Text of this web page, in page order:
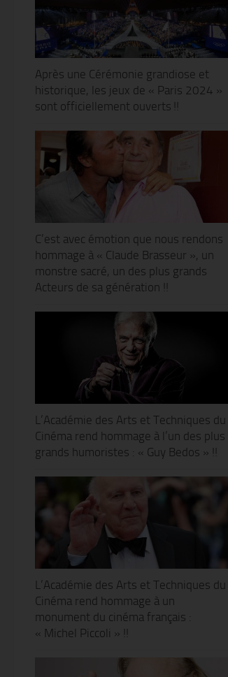
Après une Cérémonie grandiose et
historique, les jeux de « Paris 2024 »
sont officiellement ouverts !!
C’est avec émotion que nous rendons
hommage à « Claude Brasseur », un
monstre sacré, un des plus grands
Acteurs de sa génération !!
L’Académie des Arts et Techniques du
Cinéma rend hommage à l’un des plus
grands humoristes : « Guy Bedos » !!
L’Académie des Arts et Techniques du
Cinéma rend hommage à un
monument du cinéma français :
« Michel Piccoli » !!